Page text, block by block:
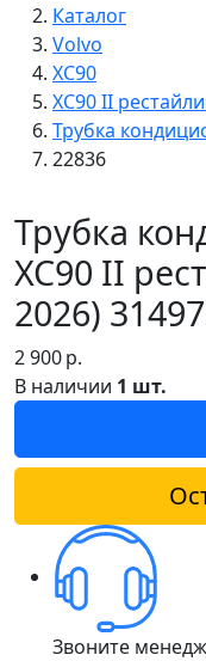
Каталог
Volvo
XC90
XC90 II
Трубка
22836
Трубка
XC90 II
2026)
2 900р.
В наличии 1 шт.
Звоните